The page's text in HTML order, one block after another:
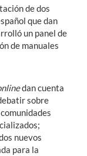
de dos
que dan
un panel de
de manuales
dan cuenta
sobre
nuevos
para la